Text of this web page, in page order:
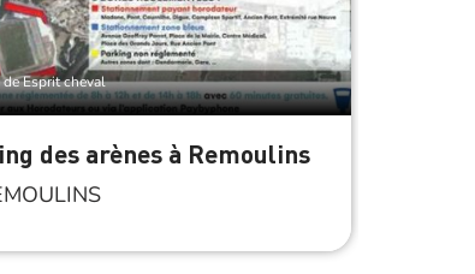
Esprit cheval
des arènes à Remoulins